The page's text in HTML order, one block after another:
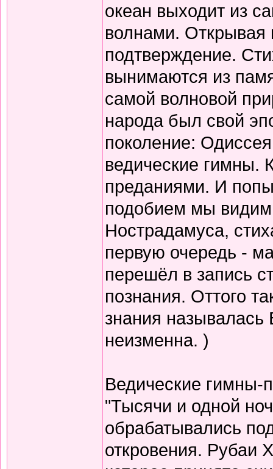
океан выходит из
волнами. Открывая
подтверждение.
вынимаются из
самой волновой
народа был свой
поколение:
ведические гимны.
преданиями. И
подобием мы видим
Нострадамуса,
первую очередь -
перешёл в запись
познания. Оттого
знания
неизменна. )
Ведические гимны-
"Тысячи и одной
обрабатывались
откровения. Рубаи